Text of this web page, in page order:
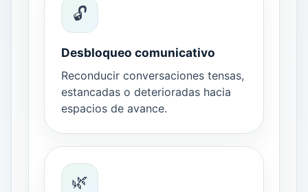
🔓
Desbloqueo comunicativo
Reconducir conversaciones tensas,
estancadas o deterioradas hacia
espacios de avance.
🌿